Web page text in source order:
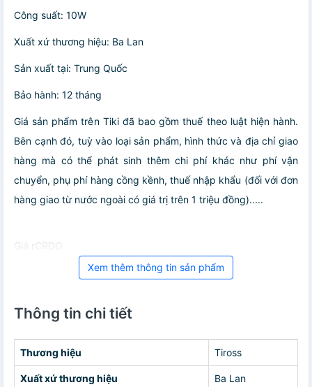
Công suất: 10W
Xuất xứ thương hiệu: Ba Lan
Sản xuất tại: Trung Quốc
Bảo hành: 12 tháng
Giá sản phẩm trên Tiki đã bao gồm thuế theo luật hiện hành.
Bên cạnh đó, tuỳ vào loại sản phẩm, hình thức và địa chỉ giao
hàng mà có thể phát sinh thêm chi phí khác như phí vận
chuyển, phụ phí hàng cồng kềnh, thuế nhập khẩu (đối với đơn
hàng giao từ nước ngoài có giá trị trên 1 triệu đồng).....
Giá rCRDO
Xem thêm thông tin sản phẩm
Thông tin chi tiết
Thương hiệu Tiross
Xuất xứ thương hiệu Ba Lan